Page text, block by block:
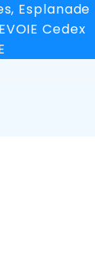
Esplanade
Cedex